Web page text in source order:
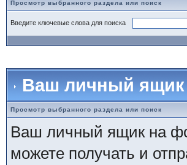
Просмотр выбранного раздела или поиск
Введите ключевые слова для поиска
Ваш личный ящик
Просмотр выбранного раздела или поиск
Ваш личный ящик на
можете получать и